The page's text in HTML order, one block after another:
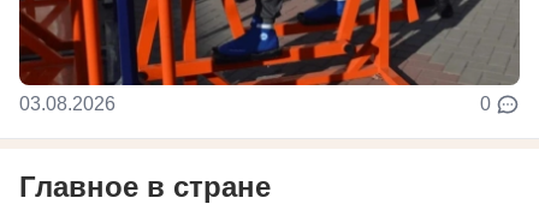
03.08.2026 0
Главное в стране